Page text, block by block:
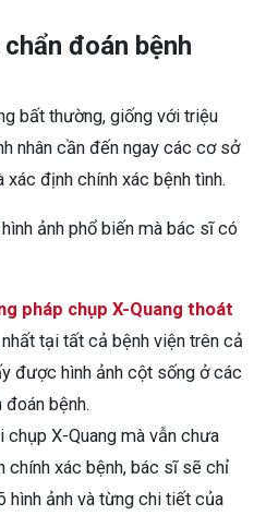
đoán bệnh
bất thường, giống với triệu
nhân cần đến ngay các cơ sở
định chính xác bệnh tình.
ảnh phổ biến mà bác sĩ có
pháp chụp X-Quang thoát
tại tất cả bệnh viện trên cả
được hình ảnh cột sống ở các
bệnh.
chụp X-Quang mà vẫn chưa
chính xác bệnh, bác sĩ sẽ chỉ
hình ảnh và từng chi tiết của